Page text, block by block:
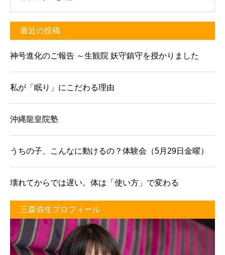
最近の投稿
神号進化のご報告 ～生観院 妖守鎮守を授かりました
私が「眠り」にこだわる理由
沖縄龍皇院塾
うちの子、こんなに動けるの？体験会（5月29日金曜）
壊れてからでは遅い。体は「使い方」で変わる
三森弥生プロフィール